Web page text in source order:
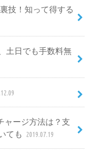
技！知って得する
土日でも手数料無
ャージ方法は？支
ても
2019.07.19